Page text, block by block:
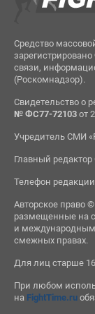
Средство
связи,
(Роскомнадзор).
Свидетельство о
№ ФС77-72103от
Учредитель СМИ
Главный
Телефон
Авторское право
размещенные на
и международным
смежных правах.
Для лиц старше
При любом
на FightTime.ru